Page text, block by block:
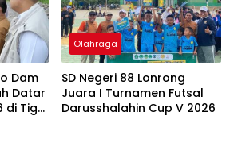
Dam
Datar
di Tiga
Olahraga
SD Negeri 88 Lonrong
Juara I Turnamen Futsal
Darusshalahin Cup V 2026